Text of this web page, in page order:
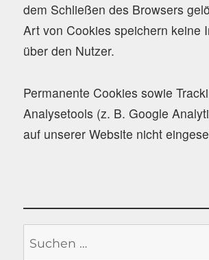
dem Schließen des Browsers
Art von Cookies speichern keine
über den Nutzer.
Permanente Cookies sowie
Analysetools (z. B. Google
auf unserer Website nicht
nach: